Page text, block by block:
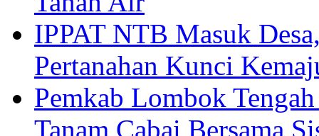
Tanah Air
IPPAT NTB Masuk
Pertanahan Kunci
Pemkab Lombok